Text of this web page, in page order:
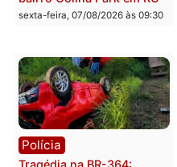
Casal é preso pela PRF
estepe em Porto Velho
sexta-feira, 07/08/2026 às 09:38